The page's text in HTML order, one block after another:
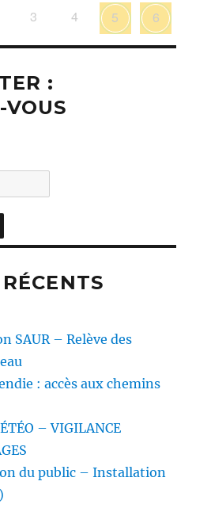
3 4 5 6
:
SAUR – Relève des
: accès aux chemins
– VIGILANCE
du public – Installation